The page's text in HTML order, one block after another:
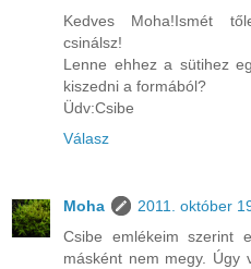
Kedves Moha!Ismét
csinálsz!
Lenne ehhez a sütihez
kiszedni a formából?
Üdv:Csibe
Válasz
Moha
2011. október
Csibe emlékeim szerint
másként nem megy. Úgy